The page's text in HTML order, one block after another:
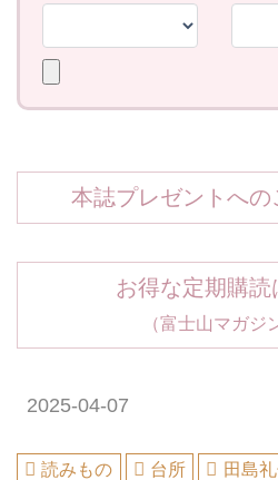
本誌プレゼントへの
お得な定期購読
（富士山マガジ
2025-04-07
読みもの 台所 田島